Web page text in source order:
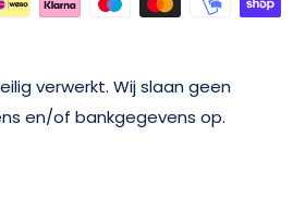
verwerkt. Wij slaan geen
en/of bankgegevens op.